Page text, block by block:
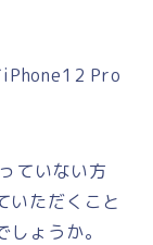
Pro
ていない方
いただくこと
ょうか。